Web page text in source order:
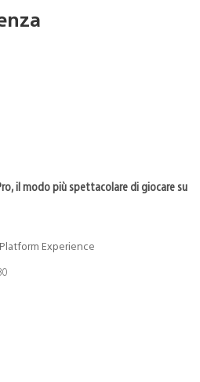
il modo più spettacolare di giocare su
Experience